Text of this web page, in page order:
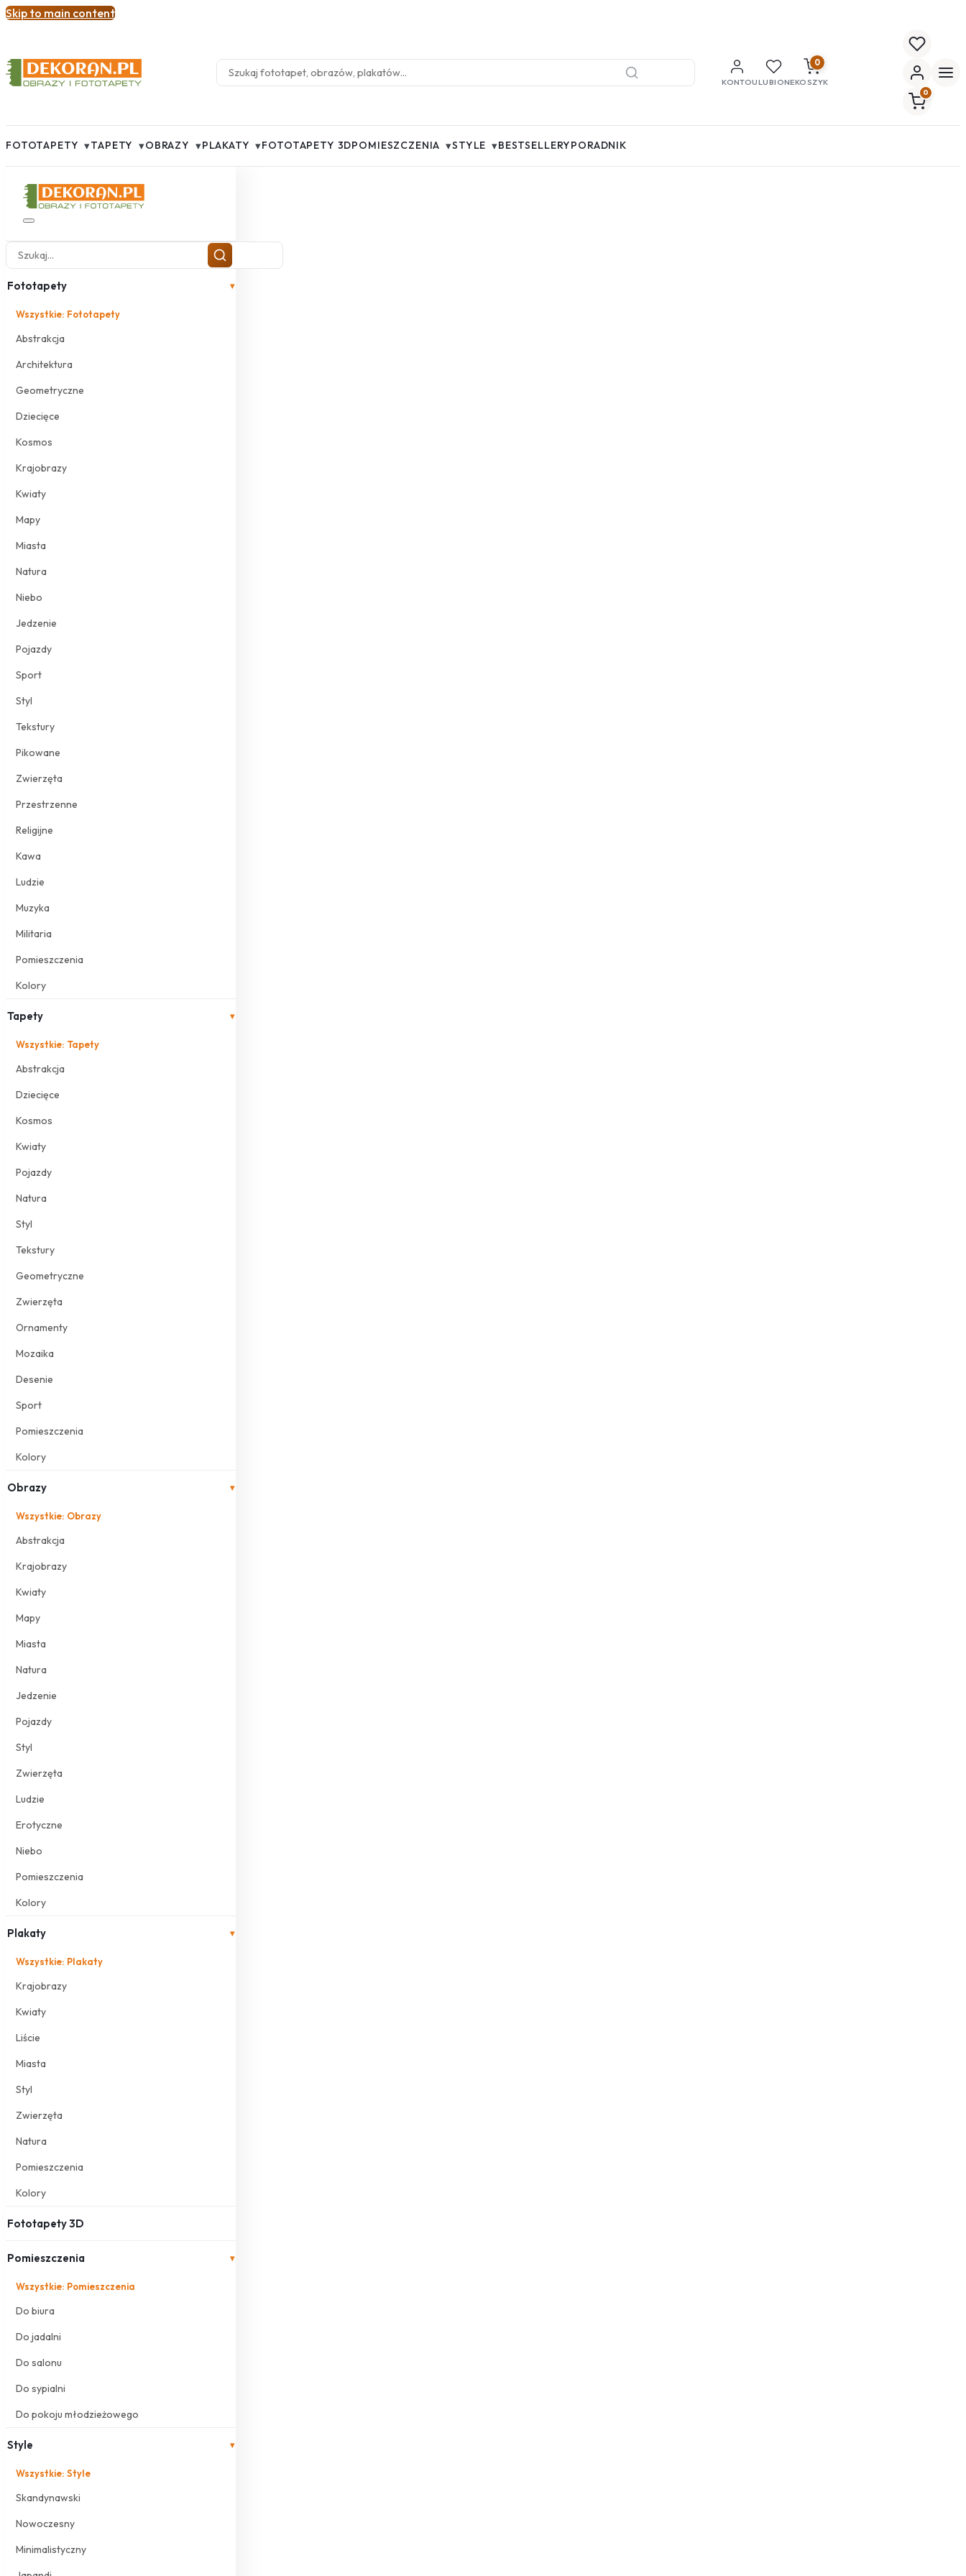
Skip to main content
KONTOULUBIONE
0
KOSZYK
0
FOTOTAPETY ▾TAPETY ▾OBRAZY ▾PLAKATY ▾FOTOTAPETY 3DPOMIESZCZENIA ▾STYLE ▾BESTSELLERYPORADNIK
Fototapety ▾
Wszystkie: Fototapety
Abstrakcja
Architektura
Geometryczne
Dziecięce
Kosmos
Krajobrazy
Kwiaty
Mapy
Miasta
Natura
Niebo
Jedzenie
Pojazdy
Sport
Styl
Tekstury
Pikowane
Zwierzęta
Przestrzenne
Religijne
Kawa
Ludzie
Muzyka
Militaria
Pomieszczenia
Kolory
Tapety ▾
Wszystkie: Tapety
Abstrakcja
Dziecięce
Kosmos
Kwiaty
Pojazdy
Natura
Styl
Tekstury
Geometryczne
Zwierzęta
Ornamenty
Mozaika
Desenie
Sport
Pomieszczenia
Kolory
Obrazy ▾
Wszystkie: Obrazy
Abstrakcja
Krajobrazy
Kwiaty
Mapy
Miasta
Natura
Jedzenie
Pojazdy
Styl
Zwierzęta
Ludzie
Erotyczne
Niebo
Pomieszczenia
Kolory
Plakaty ▾
Wszystkie: Plakaty
Krajobrazy
Kwiaty
Liście
Miasta
Styl
Zwierzęta
Natura
Pomieszczenia
Kolory
Fototapety 3D
Pomieszczenia ▾
Wszystkie: Pomieszczenia
Do biura
Do jadalni
Do salonu
Do sypialni
Do pokoju młodzieżowego
Style ▾
Wszystkie: Style
Skandynawski
Nowoczesny
Minimalistyczny